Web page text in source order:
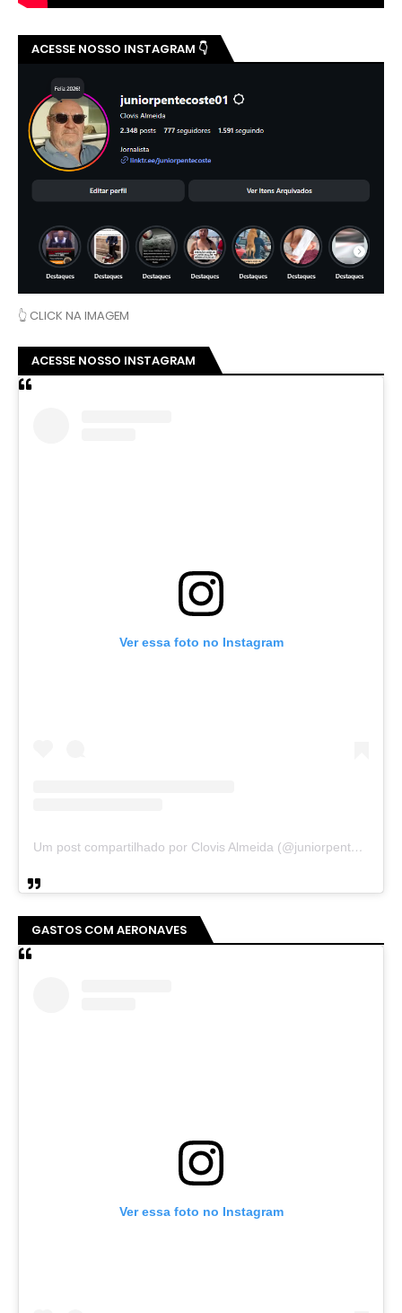
ACESSE NOSSO INSTAGRAM 👇
👆 CLICK NA IMAGEM
ACESSE NOSSO INSTAGRAM
Ver essa foto no Instagram
Um post compartilhado por Clovis Almeida (@juniorpentecoste01)
GASTOS COM AERONAVES
Ver essa foto no Instagram